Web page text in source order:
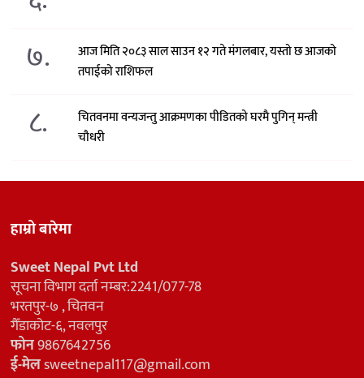
७.
आज मिति २०८३ साल साउन १२ गते मंगलबार, यस्तो छ आजको
तपाईको राशिफल
८.
चितवनमा वन्यजन्तु आक्रमणका पीडितको घरमै पुगिन् मन्त्री
चौधरी
हाम्रो बारेमा
Sweet Nepal Pvt Ltd
सूचना विभाग दर्ता नम्बर:2241/077-78
भरतपुर-७ , चितवन
गैँडाकोट-६, नवलपुर
फोन9867642756
ई-मेलsweetnepal117@gmail.com